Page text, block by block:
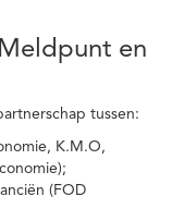
en
tussen:
K.M.O,
(FOD